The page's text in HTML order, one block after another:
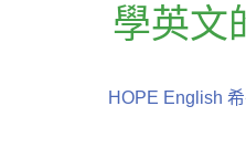
學英文
HOPE English